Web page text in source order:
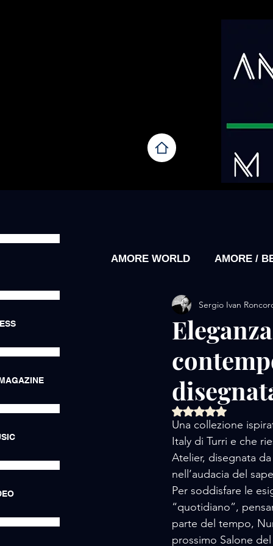
AMORE WORLD AMORE /
AMORE / EXHIBITIONS
AMORE / LUXURY LIFE
AMORE / HOTEL
Sergio Ivan
Valutazione NaN
Una collezione
Italy di Turri e che
Atelier, disegnata
nell’audacia del
Per soddisfare le
“quotidiano”,
parte del tempo,
prossimo Salone